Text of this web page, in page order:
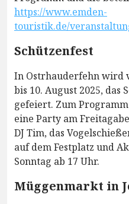
https://www.emden-
touristik.de/
Schützenfest
In Ostrhauderfehn wird
bis 10. August 2025, das
gefeiert. Zum
eine Party am
DJ Tim, das
auf dem Festplatz und
Sonntag ab 17 Uhr.
Müggenmarkt in